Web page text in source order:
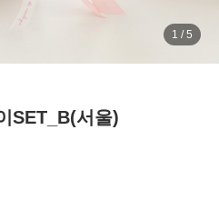
1 / 5
SET_B(서울)